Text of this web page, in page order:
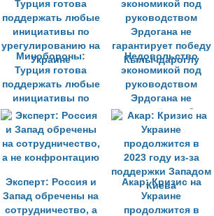
Минобороны:
Турция готова
поддержать любые
инициативы по
урегулированию на
Украине
Недовольство
экономикой под
руководством
Эрдогана не
гарантирует победу
Кылычдароглу
Эксперт: Россия и
Запад обречены на
сотрудничество, а
Акар: Кризис на
Украине
продолжится в